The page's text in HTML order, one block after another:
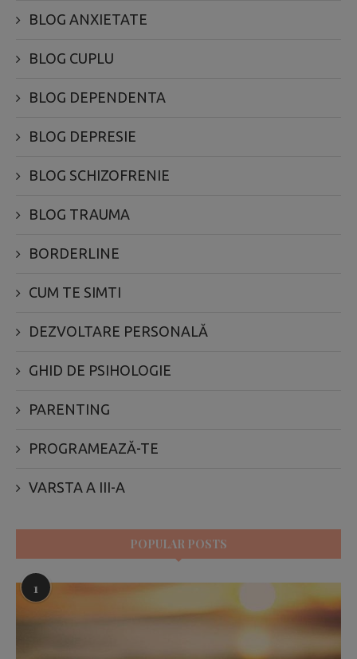
BLOG ANXIETATE
BLOG CUPLU
BLOG DEPENDENTA
BLOG DEPRESIE
BLOG SCHIZOFRENIE
BLOG TRAUMA
BORDERLINE
CUM TE SIMTI
DEZVOLTARE PERSONALĂ
GHID DE PSIHOLOGIE
PARENTING
PROGRAMEAZĂ-TE
VARSTA A III-A
POPULAR POSTS
1